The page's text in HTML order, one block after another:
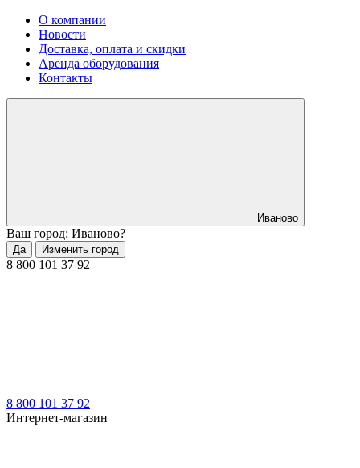
О компании
Новости
Доставка, оплата и скидки
Аренда оборудования
Контакты
Иваново
Ваш город: Иваново?
Да Изменить город
8 800 101 37 92
8 800 101 37 92
Интернет-магазин